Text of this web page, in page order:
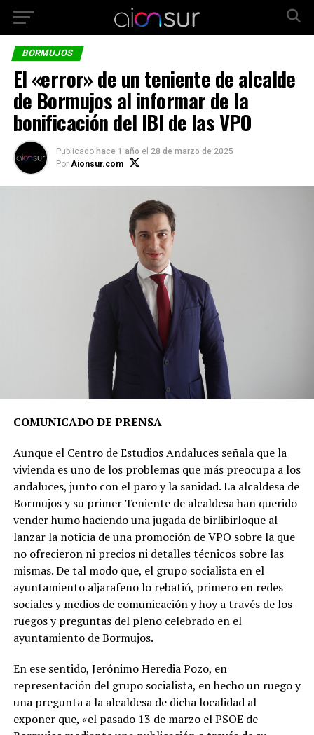
BORMUJOS
El «error» de un teniente de alcalde
de Bormujos al informar de la
bonificación del IBI de las VPO
Publicado hace 1 año el 28 de marzo de 2025
Por Aionsur.com
COMUNICADO DE PRENSA
Aunque el Centro de Estudios Andaluces señala que la
vivienda es uno de los problemas que más preocupa a los
andaluces, junto con el paro y la sanidad. La alcaldesa de
Bormujos y su primer Teniente de alcaldesa han querido
vender humo haciendo una jugada de birlibirloque al
lanzar la noticia de una promoción de VPO sobre la que
no ofrecieron ni precios ni detalles técnicos sobre las
mismas. De tal modo que, el grupo socialista en el
ayuntamiento aljarafeño lo rebatió, primero en redes
sociales y medios de comunicación y hoy a través de los
ruegos y preguntas del pleno celebrado en el
ayuntamiento de Bormujos.
En ese sentido, Jerónimo Heredia Pozo, en
representación del grupo socialista, en hecho un ruego y
una pregunta a la alcaldesa de dicha localidad al
exponer que, «el pasado 13 de marzo el PSOE de